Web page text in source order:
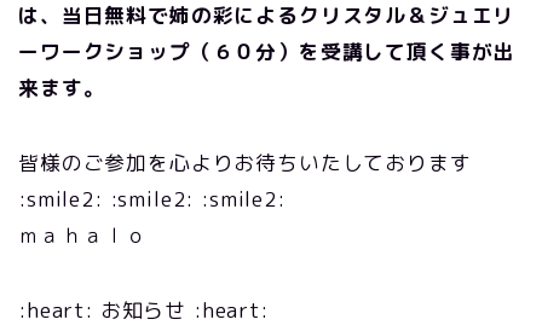
は、当日無料で姉の彩によるクリスタル＆ジュエリ
ーワークショップ（６０分）を受講して頂く事が出
来ます。
皆様のご参加を心よりお待ちいたしております
:smile2: :smile2: :smile2:
ｍａｈａｌｏ
:heart: お知らせ :heart: